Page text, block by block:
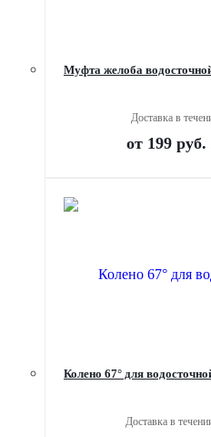
Муфта желоба
Доставка в
от 199 руб.
Колено 67° для
Доставка в